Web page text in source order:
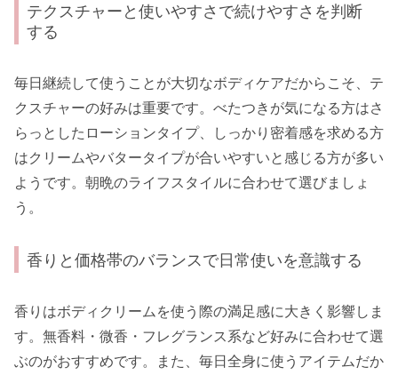
テクスチャーと使いやすさで続けやすさを判断
する
毎日継続して使うことが大切なボディケアだからこそ、テ
クスチャーの好みは重要です。べたつきが気になる方はさ
らっとしたローションタイプ、しっかり密着感を求める方
はクリームやバタータイプが合いやすいと感じる方が多い
ようです。朝晩のライフスタイルに合わせて選びましょ
う。
香りと価格帯のバランスで日常使いを意識する
香りはボディクリームを使う際の満足感に大きく影響しま
す。無香料・微香・フレグランス系など好みに合わせて選
ぶのがおすすめです。また、毎日全身に使うアイテムだか